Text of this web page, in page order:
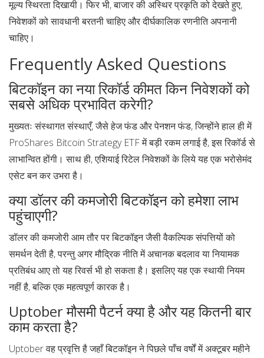
मूल्य स्थिरता दिखायी। फिर भी, बाजार की अस्थिर प्रकृति को देखते हुए,
निवेशकों को सावधानी बरतनी चाहिए और दीर्घकालिक रणनीति अपनानी
चाहिए।
Frequently Asked Questions
बिटकॉइन का नया रिकॉर्ड कीमत किन निवेशकों को
सबसे अधिक प्रभावित करेगी?
मुख्यतः संस्थागत संस्थाएँ, जैसे हेज फंड और पेनशन फंड, जिन्होंने हाल ही में
ProShares Bitcoin Strategy ETFमें बड़ी रकम लगाई है, इस रिकॉर्ड से
लाभान्वित होंगी। साथ ही, एशियाई रिटेल निवेशकों के लिये यह एक भरोसेमंद
एसेट बन कर उभरा है।
क्या डॉलर की कमजोरी बिटकॉइन को हमेशा लाभ
पहुंचाएगी?
डॉलर की कमजोरी आम तौर पर बिटकॉइन जैसी वैकल्पिक संपत्तियों को
समर्थन देती है, परन्तु अगर मौद्रिक नीति में अचानक बदलाव या नियामक
प्रतिबंध आए तो यह रिवर्स भी हो सकता है। इसलिए यह एक स्थायी नियम
नहीं है, बल्कि एक महत्वपूर्ण कारक है।
Uptober मौसमी पैटर्न क्या है और यह कितनी बार
काम करता है?
Uptober वह प्रवृत्ति है जहाँ बिटकॉइन ने पिछले पाँच वर्षों में अक्टूबर महीने